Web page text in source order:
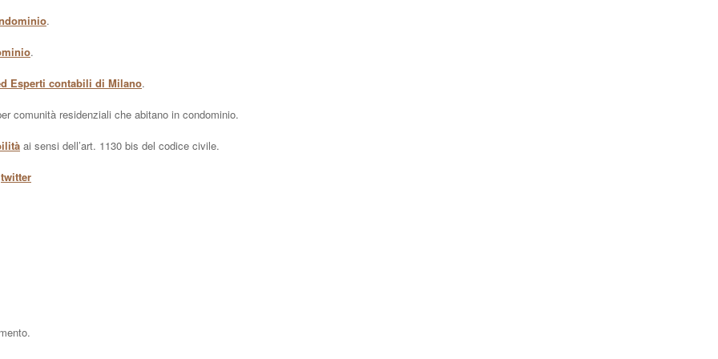
.
.
Esperti contabili di Milano.
comunità residenziali che abitano in condominio.
ai sensi dell’art. 1130 bis del codice civile.
twitter